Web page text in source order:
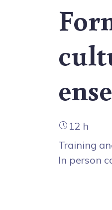
12 h
Training
In person